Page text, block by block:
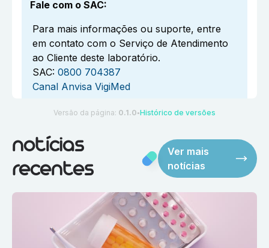
Fale com o SAC:
Para mais informações ou suporte, entre
em contato com o Serviço de Atendimento
ao Cliente deste laboratório.
SAC: 0800 704387
Canal Anvisa VigiMed
Versão da página: 0.1.0 ●Histórico de versões
notícias
recentes
Ver mais
notícias